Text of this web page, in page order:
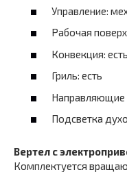
Управление:
Рабочая
Конвекция: есть
Гриль: есть
Направляющие
Подсветка
Вертел c
Комплектуется